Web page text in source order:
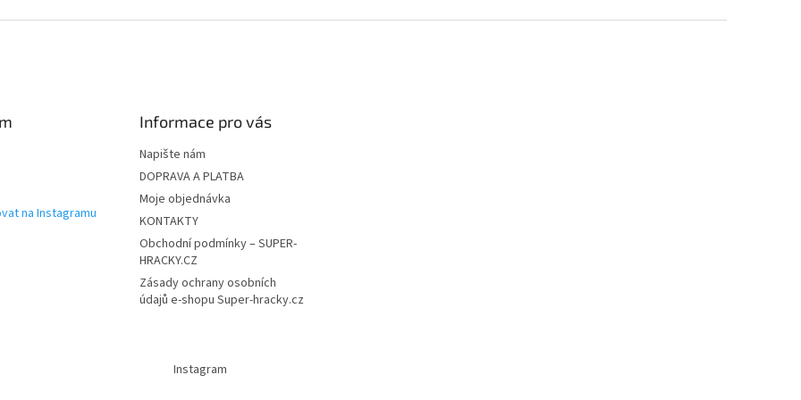
na Instagramu
Informace pro vás
Napište nám
DOPRAVA A PLATBA
Moje objednávka
KONTAKTY
Obchodní podmínky – SUPER-
HRACKY.CZ
Zásady ochrany osobních
údajů e-shopu Super-hracky.cz
Instagram